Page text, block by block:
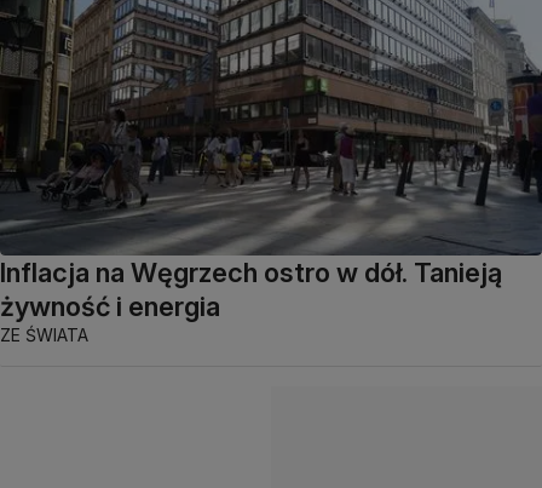
Inflacja na Węgrzech ostro w dół. Tanieją
żywność i energia
ZE ŚWIATA